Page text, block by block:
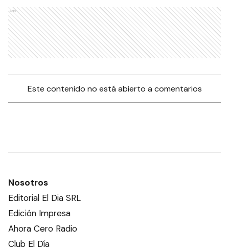
Ads
Este contenido no está abierto a comentarios
Nosotros
Editorial El Dia SRL
Edición Impresa
Ahora Cero Radio
Club El Día